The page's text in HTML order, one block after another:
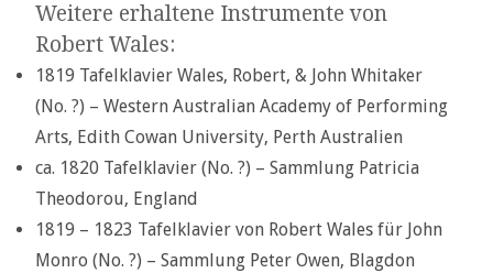
Weitere erhaltene Instrumente von
Robert Wales:
1819 Tafelklavier Wales, Robert, & John Whitaker
(No. ?) – Western Australian Academy of Performing
Arts, Edith Cowan University, Perth Australien
ca. 1820 Tafelklavier (No. ?) – Sammlung Patricia
Theodorou, England
1819 – 1823 Tafelklavier von Robert Wales für John
Monro (No. ?) – Sammlung Peter Owen, Blagdon